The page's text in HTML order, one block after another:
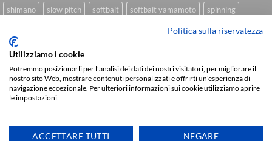
shimano
slow pitch softbait softbait yamamoto
spinning
trecciato trolling tubertini
Sviluppato daWe Blink Design
Delivery
Copyright 2026 © IlMaestralePesca.it
Politica sulla riservatezza
Utilizziamo i cookie
Potremmo posizionarli per l'analisi dei dati dei nostri visitatori, per migliorare il
nostro sito Web, mostrare contenuti personalizzati e offrirti un'esperienza di
navigazione eccezionale. Per ulteriori informazioni sui cookie utilizziamo aprire
le impostazioni.
ACCETTARE TUTTI NEGARE